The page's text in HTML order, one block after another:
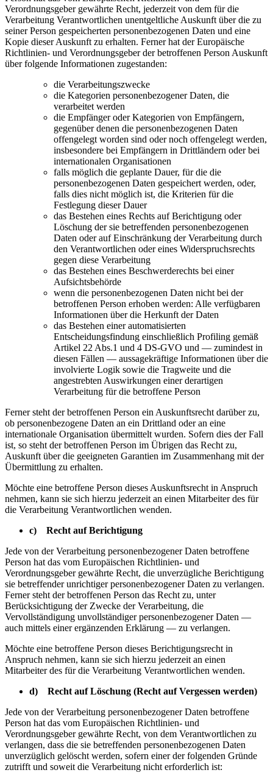
Verordnungsgeber gewährte Recht, jederzeit von dem für die
Verarbeitung Verantwortlichen unentgeltliche Auskunft über die zu
seiner Person gespeicherten personenbezogenen Daten und eine
Kopie dieser Auskunft zu erhalten. Ferner hat der Europäische
Richtlinien- und Verordnungsgeber der betroffenen Person Auskunft
über folgende Informationen zugestanden:
die Verarbeitungszwecke
die Kategorien personenbezogener Daten, die
verarbeitet werden
die Empfänger oder Kategorien von Empfängern,
gegenüber denen die personenbezogenen Daten
offengelegt worden sind oder noch offengelegt werden,
insbesondere bei Empfängern in Drittländern oder bei
internationalen Organisationen
falls möglich die geplante Dauer, für die die
personenbezogenen Daten gespeichert werden, oder,
falls dies nicht möglich ist, die Kriterien für die
Festlegung dieser Dauer
das Bestehen eines Rechts auf Berichtigung oder
Löschung der sie betreffenden personenbezogenen
Daten oder auf Einschränkung der Verarbeitung durch
den Verantwortlichen oder eines Widerspruchsrechts
gegen diese Verarbeitung
das Bestehen eines Beschwerderechts bei einer
Aufsichtsbehörde
wenn die personenbezogenen Daten nicht bei der
betroffenen Person erhoben werden: Alle verfügbaren
Informationen über die Herkunft der Daten
das Bestehen einer automatisierten
Entscheidungsfindung einschließlich Profiling gemäß
Artikel 22 Abs.1 und 4 DS-GVO und — zumindest in
diesen Fällen — aussagekräftige Informationen über die
involvierte Logik sowie die Tragweite und die
angestrebten Auswirkungen einer derartigen
Verarbeitung für die betroffene Person
Ferner steht der betroffenen Person ein Auskunftsrecht darüber zu,
ob personenbezogene Daten an ein Drittland oder an eine
internationale Organisation übermittelt wurden. Sofern dies der Fall
ist, so steht der betroffenen Person im Übrigen das Recht zu,
Auskunft über die geeigneten Garantien im Zusammenhang mit der
Übermittlung zu erhalten.
Möchte eine betroffene Person dieses Auskunftsrecht in Anspruch
nehmen, kann sie sich hierzu jederzeit an einen Mitarbeiter des für
die Verarbeitung Verantwortlichen wenden.
c) Recht auf Berichtigung
Jede von der Verarbeitung personenbezogener Daten betroffene
Person hat das vom Europäischen Richtlinien- und
Verordnungsgeber gewährte Recht, die unverzügliche Berichtigung
sie betreffender unrichtiger personenbezogener Daten zu verlangen.
Ferner steht der betroffenen Person das Recht zu, unter
Berücksichtigung der Zwecke der Verarbeitung, die
Vervollständigung unvollständiger personenbezogener Daten —
auch mittels einer ergänzenden Erklärung — zu verlangen.
Möchte eine betroffene Person dieses Berichtigungsrecht in
Anspruch nehmen, kann sie sich hierzu jederzeit an einen
Mitarbeiter des für die Verarbeitung Verantwortlichen wenden.
d) Recht auf Löschung (Recht auf Vergessen werden)
Jede von der Verarbeitung personenbezogener Daten betroffene
Person hat das vom Europäischen Richtlinien- und
Verordnungsgeber gewährte Recht, von dem Verantwortlichen zu
verlangen, dass die sie betreffenden personenbezogenen Daten
unverzüglich gelöscht werden, sofern einer der folgenden Gründe
zutrifft und soweit die Verarbeitung nicht erforderlich ist: